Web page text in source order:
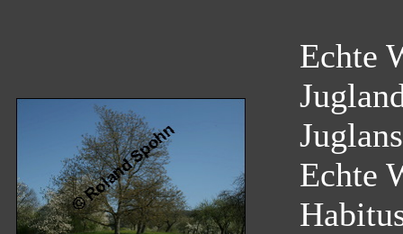
Echte
Echte